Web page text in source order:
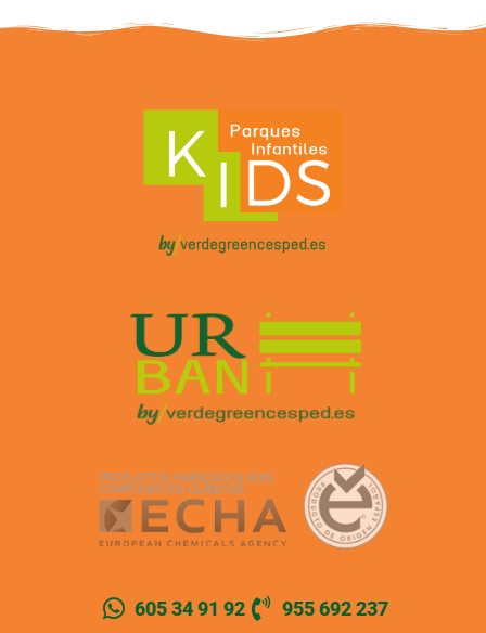
605 34 91 92 955 692 237